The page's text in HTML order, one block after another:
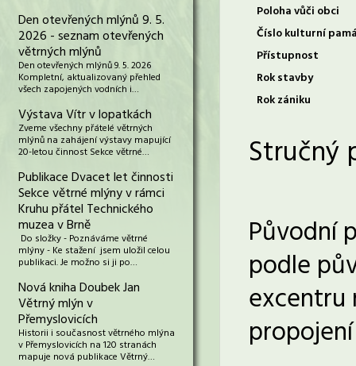
Den otevřených mlýnů 9. 5.
2026 - seznam otevřených
větrných mlýnů
Den otevřených mlýnů 9. 5. 2026
Kompletní, aktualizovaný přehled
všech zapojených vodních i…
Výstava Vítr v lopatkách
Zveme všechny přátelé větrných
mlýnů na zahájení výstavy mapující
20-letou činnost Sekce větrné…
Publikace Dvacet let činnosti
Sekce větrné mlýny v rámci
Kruhu přátel Technického
muzea v Brně
Do složky - Poznáváme větrné
mlýny - Ke stažení jsem uložil celou
publikaci. Je možno si ji po…
Nová kniha Doubek Jan
Větrný mlýn v
Přemyslovicích
Historii i současnost větrného mlýna
v Přemyslovicích na 120 stranách
mapuje nová publikace Větrný…
Poloha vůči obci
Číslo kulturní
Přístupnost
Rok stavby
Rok zániku
Stručný
Původní
podle
excentru